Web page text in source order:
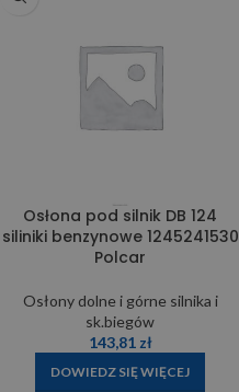
Osłona pod silnik DB 124
siliniki benzynowe 1245241530
Polcar
Osłony dolne i górne silnika i
sk.biegów
143,81 zł
DOWIEDZ SIĘ WIĘCEJ